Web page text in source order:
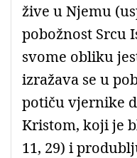
žive u Njemu
pobožnost Srcu
svome obliku
izražava se u
potiču vjernike
Kristom, koji je
11, 29) i